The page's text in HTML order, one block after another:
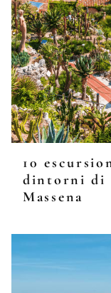
10
dintorni di
Massena